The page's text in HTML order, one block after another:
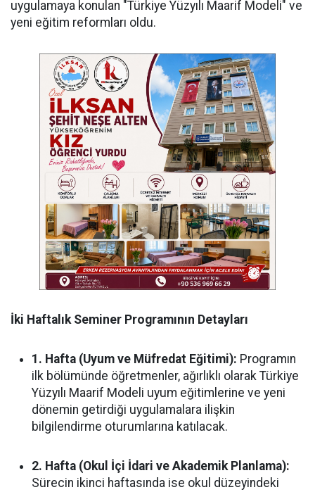
uygulamaya konulan "Türkiye Yüzyılı Maarif Modeli" ve
yeni eğitim reformları oldu.
İki Haftalık Seminer Programının Detayları
1. Hafta (Uyum ve Müfredat Eğitimi): Programın
ilk bölümünde öğretmenler, ağırlıklı olarak Türkiye
Yüzyılı Maarif Modeli uyum eğitimlerine ve yeni
dönemin getirdiği uygulamalara ilişkin
bilgilendirme oturumlarına katılacak.
2. Hafta (Okul İçi İdari ve Akademik Planlama):
Sürecin ikinci haftasında ise okul düzeyindeki